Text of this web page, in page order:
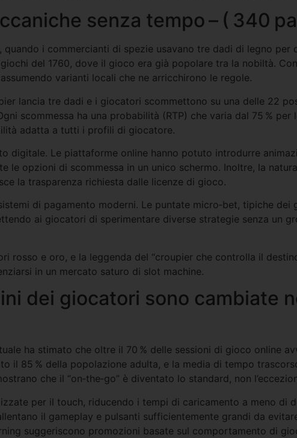
senza tempo – ( 340
i commercianti di spezie usavano tre dadi di legno per
del 1760, dove il gioco era già popolare tra la nobiltà.
varianti locali che ne arricchirono le regole.
lancia tre dadi e i giocatori scommettono su una delle 22
scommessa ha una probabilità (RTP) che varia dal 75 %
adatta a tutti i profili di giocatore.
digitale. Le piattaforme online hanno potuto introdurre
le opzioni di scommessa in un unico schermo. Inoltre, la
la trasparenza richiesta dalle licenze di gioco.
di pagamento moderni. Le puntate micro‑bet, tipiche dei
ai giocatori di sperimentare diverse strategie senza un
rosso e oro, e la leggenda del “croupier che controlla il
in un mercato saturo di slot machine.
dei giocatori sono cambiate
ha stimato che oltre il 70 % delle sessioni di gioco online
il 85 % della popolazione adulta, e la media di tempo
che il “on‑the‑go” è diventato lo standard, non
per il touch, riducendo i tempi di caricamento a meno di
il gameplay e pulsanti sufficientemente grandi da
suggeriscono promozioni basate sul comportamento di